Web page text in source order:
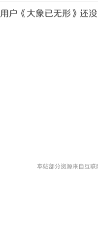
用户《大象已无形》还
本站部分资源来自互